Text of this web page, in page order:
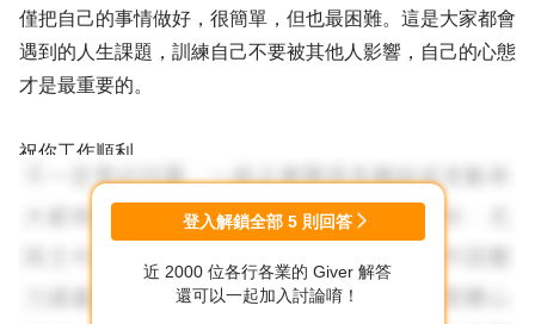
僅把自己的事情做好，很簡單，但也最困難。這是大家都會
遇到的人生課題，訓練自己不要被其他人影響，自己的心態
才是最重要的。
祝你工作順利。
登入解鎖全部 5 則回答
近 2000 位各行各業的 Giver 解答
還可以一起加入討論唷！